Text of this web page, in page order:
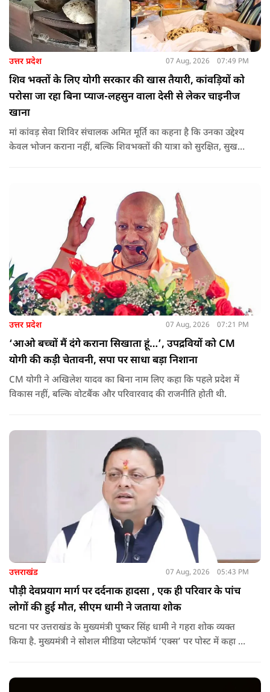
उत्तर प्रदेश 07 Aug, 2026 07:49 PM
शिव भक्तों के लिए योगी सरकार की खास तैयारी, कांवड़ियों को
परोसा जा रहा बिना प्याज-लहसुन वाला देसी से लेकर चाइनीज
खाना
मां कांवड़ सेवा शिविर संचालक अमित मूर्ति का कहना है कि उनका उद्देश्य
केवल भोजन कराना नहीं, बल्कि शिवभक्तों की यात्रा को सुरक्षित, सुखद
उत्तर प्रदेश 07 Aug, 2026 07:21 PM
‘आओ बच्चों मैं दंगे कराना सिखाता हूं…’, उपद्रवियों को CM
योगी की कड़ी चेतावनी, सपा पर साधा बड़ा निशाना
CM योगी ने अखिलेश यादव का बिना नाम लिए कहा कि पहले प्रदेश में
विकास नहीं, बल्कि वोटबैंक और परिवारवाद की राजनीति होती थी.
उत्तराखंड 07 Aug, 2026 05:43 PM
पौड़ी देवप्रयाग मार्ग पर दर्दनाक हादसा , एक ही परिवार के पांच
लोगों की हुई मौत, सीएम धामी ने जताया शोक
घटना पर उत्तराखंड के मुख्यमंत्री पुष्कर सिंह धामी ने गहरा शोक व्यक्त
किया है. मुख्यमंत्री ने सोशल मीडिया प्लेटफॉर्म ‘एक्स’ पर पोस्ट में कहा कि
उपचार तथा गंभीर रूप से घायलों को आवश्यकता पड़ने पर एयरलिफ्ट कर